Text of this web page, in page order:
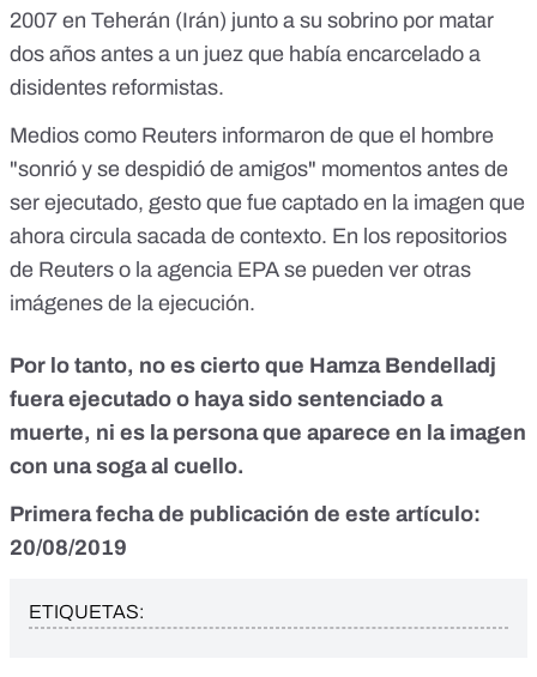
2007 en Teherán (Irán) junto a su sobrino por matar
dos años antes a un juez que había encarcelado a
disidentes reformistas.
Medios como Reuters informaron de que el hombre
"sonrió y se despidió de amigos" momentos antes de
ser ejecutado, gesto que fue captado en la imagen que
ahora circula sacada de contexto. En los repositorios
de Reuters o la agencia EPA se pueden ver otras
imágenes de la ejecución.
Por lo tanto, no es cierto que Hamza Bendelladj
fuera ejecutado o haya sido sentenciado a
muerte, ni es la persona que aparece en la imagen
con una soga al cuello.
Primera fecha de publicación de este artículo:
20/08/2019
ETIQUETAS: